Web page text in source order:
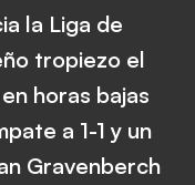
la Liga de
tropiezo el
horas bajas
a 1-1 y un
Gravenberch